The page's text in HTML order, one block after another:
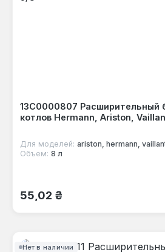
13C0000807 Расширительный
котлов Hermann, Ariston,
Для моделей: ariston, hermann,
Объем: 8 л
Обычная цена:
55,02 ₴
Нет в наличии